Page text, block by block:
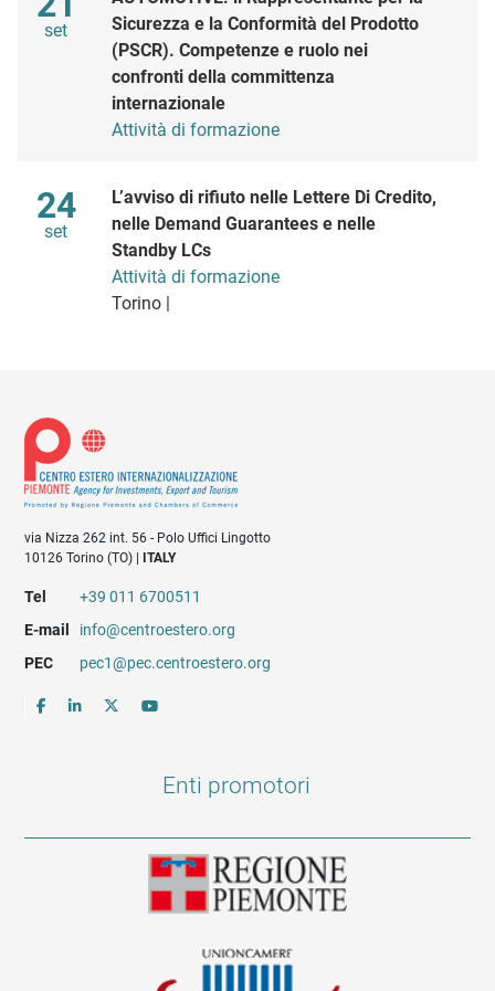
set
Sicurezza e la Conformità del Prodotto
(PSCR). Competenze e ruolo nei
confronti della committenza
internazionale
Attività di formazione
24
set
L’avviso di rifiuto nelle Lettere Di Credito,
nelle Demand Guarantees e nelle
Standby LCs
Attività di formazione
Torino |
via Nizza 262 int. 56 - Polo Uffici Lingotto
10126 Torino (TO) |ITALY
Tel
+39 011 6700511
E-mail
info@centroestero.org
PEC
pec1@pec.centroestero.org
Enti promotori